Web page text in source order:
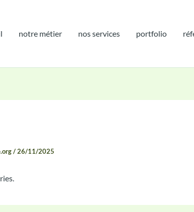
notre métier nos services portfolio
/26/11/2025